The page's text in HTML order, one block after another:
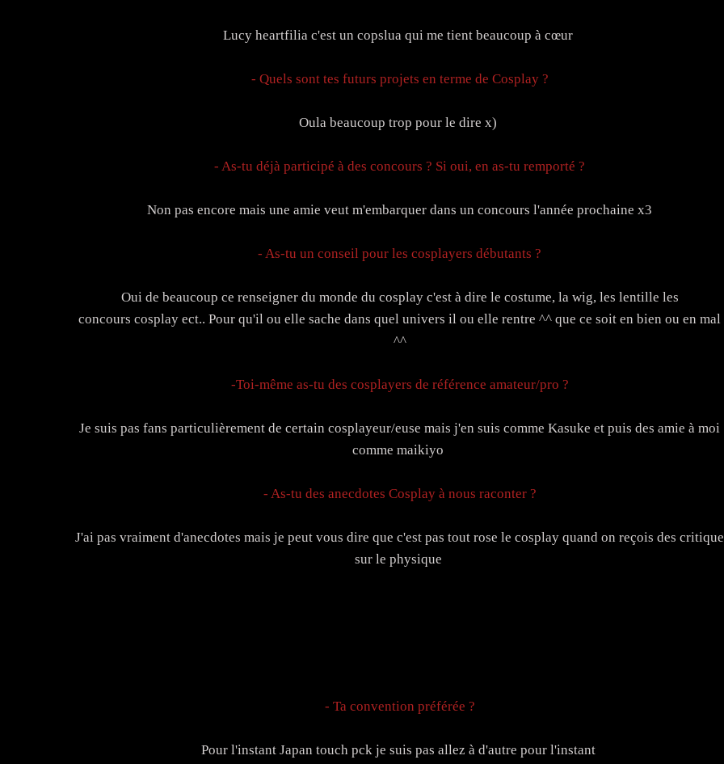
Lucy heartfilia c'est un copslua qui me tient beaucoup à cœur
- Quels sont tes futurs projets en terme de Cosplay ?
Oula beaucoup trop pour le dire x)
- As-tu déjà participé à des concours ? Si oui, en as-tu remporté ?
Non pas encore mais une amie veut m'embarquer dans un concours l'année prochaine x3
- As-tu un conseil pour les cosplayers débutants ?
Oui de beaucoup ce renseigner du monde du cosplay c'est à dire le costume, la wig, les lentille les
concours cosplay ect.. Pour qu'il ou elle sache dans quel univers il ou elle rentre ^^ que ce soit en bien ou en mal
^^
-Toi-même as-tu des cosplayers de référence amateur/pro ?
Je suis pas fans particulièrement de certain cosplayeur/euse mais j'en suis comme Kasuke et puis des amie à moi
comme maikiyo
- As-tu des anecdotes Cosplay à nous raconter ?
J'ai pas vraiment d'anecdotes mais je peut vous dire que c'est pas tout rose le cosplay quand on reçois des critique
sur le physique
- Ta convention préférée ?
Pour l'instant Japan touch pck je suis pas allez à d'autre pour l'instant